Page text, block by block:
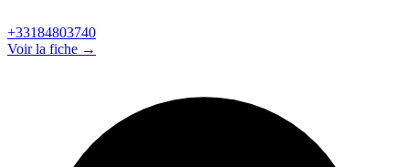
+33184803740
Voir la fiche →